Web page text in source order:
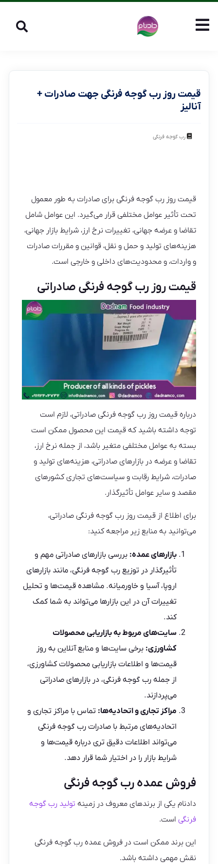
قیمت روز رب گوجه فرنگی جهت صادرات +
آنالیز
رب گوجه فرنگی
قیمت روز رب گوجه فرنگی برای صادرات به طور معمول
تحت تأثیر عوامل مختلفی قرار می‌گیرد. این عوامل شامل
تقاضا و عرضه جهانی، تغییرات نرخ ارز، شرایط بازار جهانی،
هزینه‌های تولید و حمل و نقل، قوانین و مقررات صادرات
و واردات، و محدودیت‌های داخلی و خارجی است.
قیمت روز رب گوجه فرنگی صادراتی
درباره قیمت روز رب گوجه فرنگی صادراتی، لازم است
توجه داشته باشید که قیمت این محصول ممکن است
بسته به عوامل مختلفی متغیر باشد، از جمله نرخ ارز،
تقاضا و عرضه در بازارهای صادراتی، هزینه‌های تولید و
صادرات، شرایط رقابت و سیاست‌های تجاری کشورهای
مقصد و سایر عوامل تأثیرگذار.
برای اطلاع از قیمت روز رب گوجه فرنگی صادراتی،
می‌توانید به منابع زیر مراجعه کنید:
بازارهای عمده: بررسی بازارهای صادراتی مهم و
تأثیرگذار در توزیع رب گوجه فرنگی، مانند بازارهای
اروپا، آسیا و خاورمیانه. مشاهده قیمت‌ها و تحلیل
تغییرات آن در این بازارها می‌تواند به شما کمک
کند.
سایت‌های مربوط به بازاریابی محصولات
کشاورزی: برخی سایت‌ها و منابع آنلاین به روز
قیمت‌ها و اطلاعات بازاریابی محصولات کشاورزی،
از جمله رب گوجه فرنگی، در بازارهای صادراتی
می‌پردازند.
مراکز تجاری و اتحادیه‌ها: تماس با مراکز تجاری و
اتحادیه‌های مرتبط با صادرات رب گوجه فرنگی
می‌تواند اطلاعات دقیق تری درباره قیمت‌ها و
شرایط بازار را در اختیار شما قرار دهد.
فروش عمده رب گوجه فرنگی
دادنام یکی از برندهای معروف در زمینه تولید رب گوجه
فرنگی است.
این برند ممکن است در فروش عمده رب گوجه فرنگی
نقش مهمی داشته باشد.